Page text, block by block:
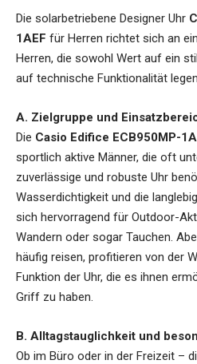
Die solarbetriebene Designer Uhr
1AEF für Herren richtet sich an
Herren, die sowohl Wert auf ein
auf technische Funktionalität
A. Zielgruppe und
Die Casio Edifice ECB950MP-
sportlich aktive Männer, die oft
zuverlässige und robuste Uhr
Wasserdichtigkeit und die
sich hervorragend für Outdoor-
Wandern oder sogar Tauchen.
häufig reisen, profitieren von der
Funktion der Uhr, die es ihnen
Griff zu haben.
B. Alltagstauglichkeit und
Ob im Büro oder in der Freizeit –